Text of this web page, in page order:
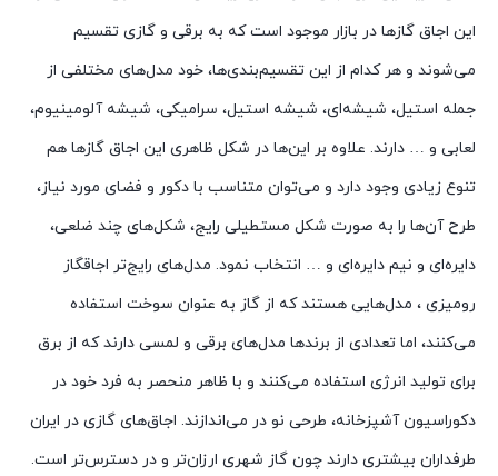
این اجاق گازها در بازار موجود است که به برقی و گازی تقسیم
می‌شوند و هر کدام از این تقسیم‌بندی‌ها، خود مدل‌های مختلفی از
جمله استیل، شیشه‌ای، شیشه استیل، سرامیکی، شیشه آلومینیوم،
لعابی و … دارند. علاوه بر این‌ها در شکل ظاهری این اجاق گازها هم
تنوع زیادی وجود دارد و می‌توان متناسب با دکور و فضای مورد نیاز،
طرح آن‌ها را به صورت شکل مستطیلی رایج، شکل‌های چند ضلعی،
دایره‌ای و نیم دایره‌ای و … انتخاب نمود. مدل‌های رایج‌تر اجاقگاز
رومیزی ، مدل‌هایی هستند که از گاز به عنوان سوخت استفاده
می‌کنند، اما تعدادی از برندها مدل‌های برقی و لمسی دارند که از برق
برای تولید انرژی استفاده می‌کنند و با ظاهر منحصر به فرد خود در
دکوراسیون آشپزخانه، طرحی نو در می‌اندازند. اجاق‌های گازی در ایران
طرفداران بیشتری دارند چون گاز شهری ارزان‌تر و در دسترس‌تر است.